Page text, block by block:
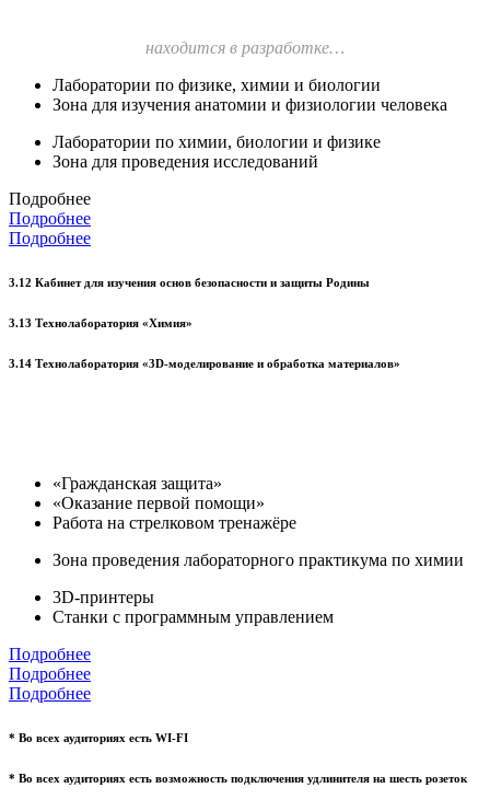
находится в разработке…
Лаборатории по физике, химии и биологии
Зона для изучения анатомии и физиологии человека
Лаборатории по химии, биологии и физике
Зона для проведения исследований
Подробнее
Подробнее
Подробнее
3.12 Кабинет для изучения основ безопасности и защиты Родины
3.13 Технолаборатория «Химия»
3.14 Технолаборатория «3D-моделирование и обработка материалов»
«Гражданская защита»
«Оказание первой помощи»
Работа на стрелковом тренажёре
Зона проведения лабораторного практикума по химии
3D-принтеры
Станки с программным управлением
Подробнее
Подробнее
Подробнее
* Во всех аудиториях есть WI-FI
* Во всех аудиториях есть возможность подключения удлинителя на шесть розеток